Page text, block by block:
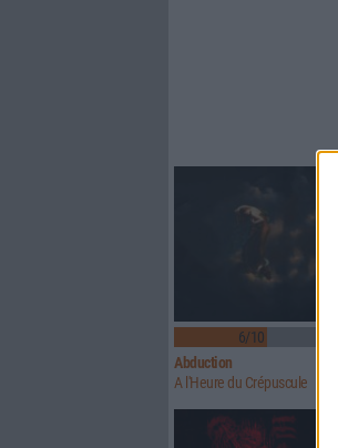
6/10
Abduction
A l'Heure du Crépuscule